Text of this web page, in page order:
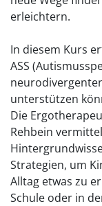
erleichtern.
In diesem Kurs
ASS
unterstützen
Die
Rehbein
Strategien, um
Alltag etwas zu
Schule oder in